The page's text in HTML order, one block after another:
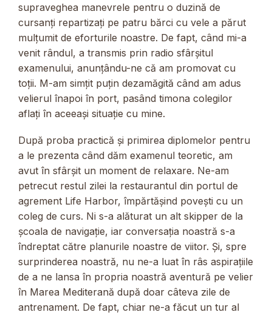
supraveghea manevrele pentru o duzină de
cursanți repartizați pe patru bărci cu vele a părut
mulțumit de eforturile noastre. De fapt, când mi-a
venit rândul, a transmis prin radio sfârșitul
examenului, anunțându-ne că am promovat cu
toții. M-am simțit puțin dezamăgită când am adus
velierul înapoi în port, pasând timona colegilor
aflați în aceeași situație cu mine.
După proba practică și primirea diplomelor pentru
a le prezenta când dăm examenul teoretic, am
avut în sfârșit un moment de relaxare. Ne-am
petrecut restul zilei la restaurantul din portul de
agrement Life Harbor, împărtășind povești cu un
coleg de curs. Ni s-a alăturat un alt skipper de la
școala de navigație, iar conversația noastră s-a
îndreptat către planurile noastre de viitor. Și, spre
surprinderea noastră, nu ne-a luat în râs aspirațiile
de a ne lansa în propria noastră aventură pe velier
în Marea Mediterană după doar câteva zile de
antrenament. De fapt, chiar ne-a făcut un tur al